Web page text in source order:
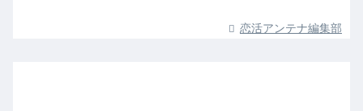
恋活アンテナ編集部